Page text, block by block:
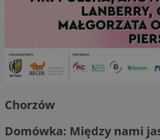
Chorzów
Domówka: Między nami